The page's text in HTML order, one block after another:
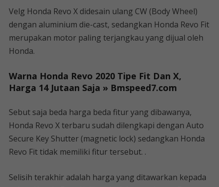
Velg Honda Revo X didesain ulang CW (Body Wheel)
dengan aluminium die-cast, sedangkan Honda Revo Fit
merupakan motor paling terjangkau yang dijual oleh
Honda.
Warna Honda Revo 2020 Tipe Fit Dan X,
Harga 14 Jutaan Saja » Bmspeed7.com
Sebut saja beda harga beda fitur yang dibawanya,
Honda Revo X terbaru sudah dilengkapi dengan Auto
Secure Key Shutter (magnetic lock) sedangkan Honda
Revo Fit tidak memiliki fitur tersebut. .
Selisih terakhir adalah harga yang ditawarkan kepada